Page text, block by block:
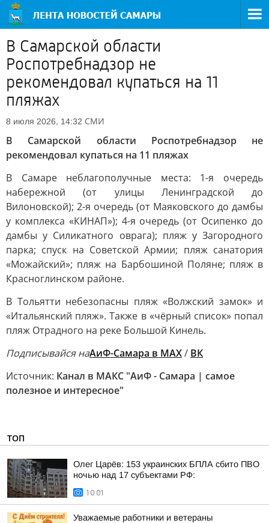
В Самарской области
Роспотребнадзор не
рекомендовал купаться на 11
пляжах
8 июля 2026, 14:32 СМИ
В Самарской области Роспотребнадзор не
рекомендовал купаться на 11 пляжах
В Самаре неблагополучные места: 1-я очередь
набережной (от улицы Ленинградской до
Вилоновской); 2-я очередь (от Маяковского до дамбы
у комплекса «КИНАП»); 4-я очередь (от Осипенко до
дамбы у Силикатного оврага); пляж у Загородного
парка; спуск на Советской Армии; пляж санатория
«Можайский»; пляж на Барбошиной Поляне; пляж в
Красноглинском районе.
В Тольятти небезопасны пляж «Волжский замок» и
«Итальянский пляж». Также в «чёрный список» попал
пляж Отрадного на реке Большой Кинель.
Подписывайся наАиФ-Самара в МАХ/ ВК
Источник: Канал в МАКС "АиФ - Самара | самое
полезное и интересное"
ТОП
Олег Царёв: 153 украинских БПЛА сбито ПВО
ночью над 17 субъектами РФ:
10:01
Уважаемые работники и ветераны